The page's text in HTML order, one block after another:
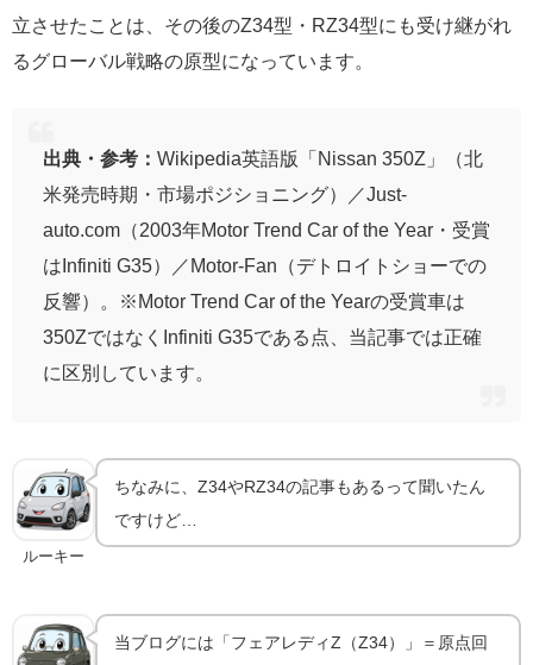
立させたことは、その後のZ34型・RZ34型にも受け継がれ
るグローバル戦略の原型になっています。
出典・参考： Wikipedia英語版「Nissan 350Z」（北
米発売時期・市場ポジショニング）／Just-
auto.com（2003年Motor Trend Car of the Year・受賞
はInfiniti G35）／Motor-Fan（デトロイトショーでの
反響）。※Motor Trend Car of the Yearの受賞車は
350ZではなくInfiniti G35である点、当記事では正確
に区別しています。
ルーキー
ちなみに、Z34やRZ34の記事もあるって聞いたん
ですけど…
当ブログには「フェアレディZ（Z34）」＝原点回